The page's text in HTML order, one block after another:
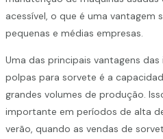
acessível, o que é uma vantagem
pequenas e médias empresas.
Uma das principais vantagens
polpas para sorvete é a
grandes volumes de produção.
importante em períodos de alta
verão, quando as vendas de